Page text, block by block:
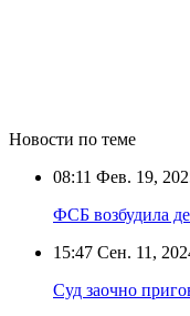
Новости по теме
08:11 Фев. 19,
ФСБ возбудила
15:47 Сен. 11,
Суд заочно